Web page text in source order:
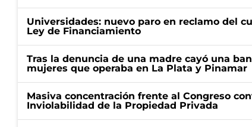
Universidades: nuevo paro en reclamo del
Ley de Financiamiento
Tras la denuncia de una madre cayó una
mujeres que operaba en La Plata y Pinamar
Masiva concentración frente al Congreso
Inviolabilidad de la Propiedad Privada